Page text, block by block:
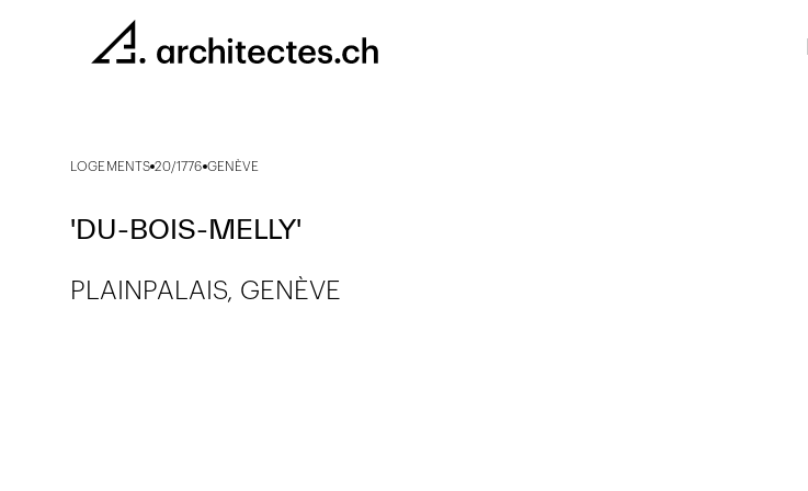
LOGEMENTS 20/1776 GENÈVE
'DU-BOIS-MELLY'
PLAINPALAIS, GENÈVE